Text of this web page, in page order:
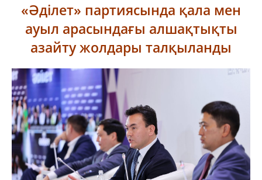
«Әділет» партиясында қала мен
ауыл арасындағы алшақтықты
азайту жолдары талқыланды